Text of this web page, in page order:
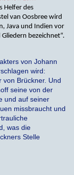
Helfer des
van Oosbree wird
Java und Indien vor
bezeichnet“.
von Johann
wird:
von Brückner. Und
seine von der
und auf seiner
missbraucht und
was die
Stelle